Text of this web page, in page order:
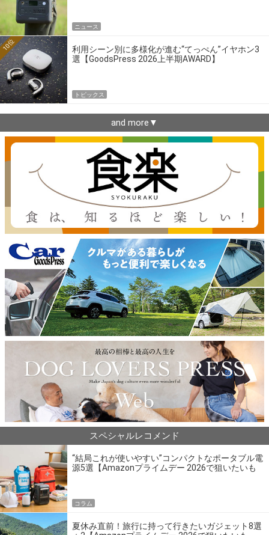
ニュース
利用シーン別に多様化が進む“てっぺん”イヤホン3
選【GoodsPress 2026上半期AWARD】
10位
トピックス
and more▼
スペシャルレコメンド
“結局これが使いやすい”コンパクトなポータブル電
源5選【Amazonプライムデー 2026で狙いたいも
コラム
夏休み直前！旅行に持って行きたいガジェット8選